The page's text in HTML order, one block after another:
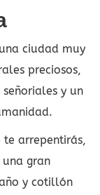
ciudad muy
preciosos,
y un
te arrepentirás,
gran
y cotillón